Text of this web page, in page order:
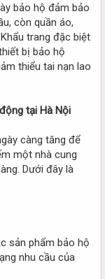
bảo hộ đảm bảo
còn quần áo,
trang đặc biệt
bị bảo hộ
thiểu tai nạn lao
tại Hà Nội
càng tăng để
một nhà cung
Dưới đây là
sản phẩm bảo hộ
nhu cầu của